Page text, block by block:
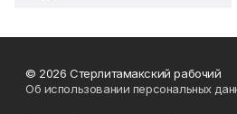
© 2026 Стерлитамакский рабочий
Об использовании персональных